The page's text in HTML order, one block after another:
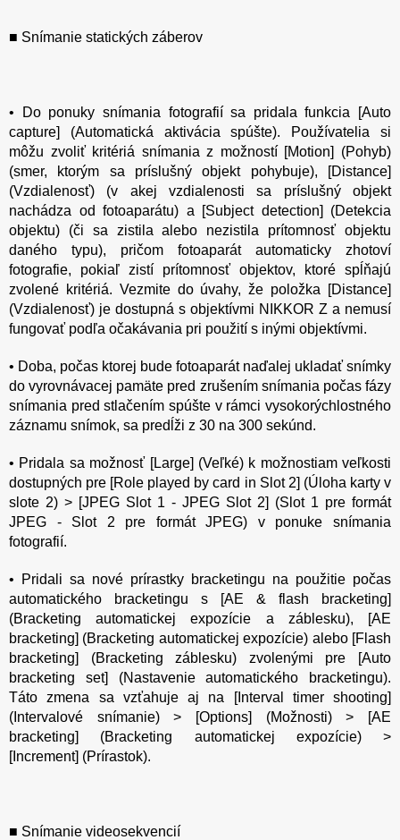
■ Snímanie statických záberov
• Do ponuky snímania fotografií sa pridala funkcia [Auto
capture] (Automatická aktivácia spúšte). Používatelia si
môžu zvoliť kritériá snímania z možností [Motion] (Pohyb)
(smer, ktorým sa príslušný objekt pohybuje), [Distance]
(Vzdialenosť) (v akej vzdialenosti sa príslušný objekt
nachádza od fotoaparátu) a [Subject detection] (Detekcia
objektu) (či sa zistila alebo nezistila prítomnosť objektu
daného typu), pričom fotoaparát automaticky zhotoví
fotografie, pokiaľ zistí prítomnosť objektov, ktoré spĺňajú
zvolené kritériá. Vezmite do úvahy, že položka [Distance]
(Vzdialenosť) je dostupná s objektívmi NIKKOR Z a nemusí
fungovať podľa očakávania pri použití s inými objektívmi.
• Doba, počas ktorej bude fotoaparát naďalej ukladať snímky
do vyrovnávacej pamäte pred zrušením snímania počas fázy
snímania pred stlačením spúšte v rámci vysokorýchlostného
záznamu snímok, sa predĺži z 30 na 300 sekúnd.
• Pridala sa možnosť [Large] (Veľké) k možnostiam veľkosti
dostupných pre [Role played by card in Slot 2] (Úloha karty v
slote 2) > [JPEG Slot 1 - JPEG Slot 2] (Slot 1 pre formát
JPEG - Slot 2 pre formát JPEG) v ponuke snímania
fotografií.
• Pridali sa nové prírastky bracketingu na použitie počas
automatického bracketingu s [AE & flash bracketing]
(Bracketing automatickej expozície a záblesku), [AE
bracketing] (Bracketing automatickej expozície) alebo [Flash
bracketing] (Bracketing záblesku) zvolenými pre [Auto
bracketing set] (Nastavenie automatického bracketingu).
Táto zmena sa vzťahuje aj na [Interval timer shooting]
(Intervalové snímanie) > [Options] (Možnosti) > [AE
bracketing] (Bracketing automatickej expozície) >
[Increment] (Prírastok).
■ Snímanie videosekvencií